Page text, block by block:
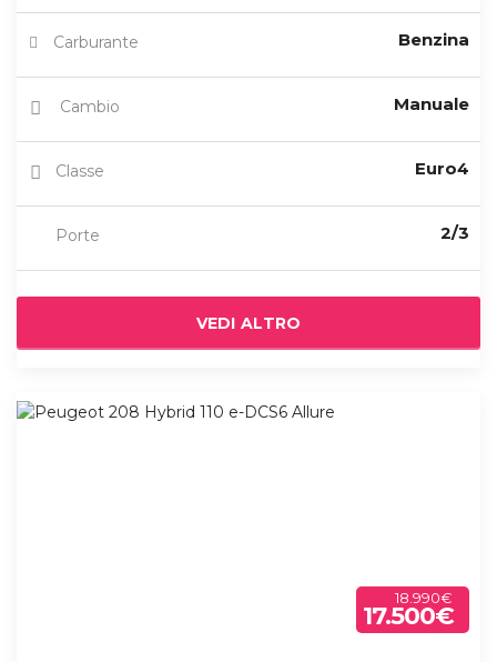
Carburante Benzina
Cambio Manuale
Classe Euro4
Porte 2/3
VEDI ALTRO
18.990€
17.500€